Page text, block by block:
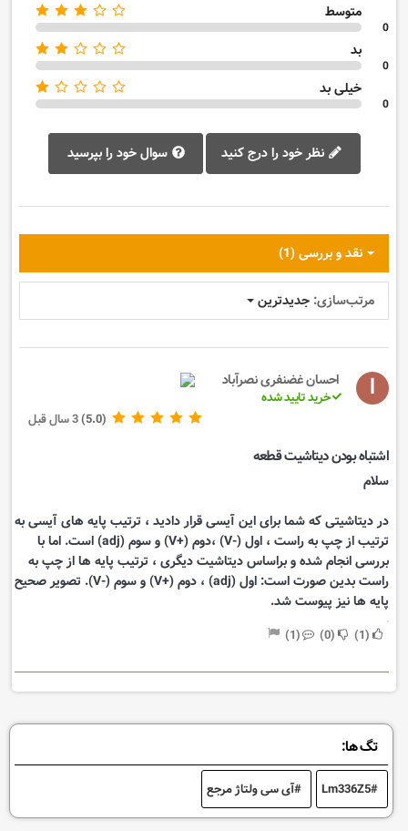
متوسط
0
بد
0
خیلی بد
0
نظر خود را درج کنید سوال خود را بپرسید
نقد و بررسی‌‌ (1)
مرتب‌سازی: جدیدترین
ا احسان غضنفری نصرآباد
خرید تایید شده
(5.0)
3 سال قبل
اشتباه بودن دیتاشیت قطعه
سلام
در دیتاشیتی که شما برای این آیسی قرار دادید ، ترتیب پایه های آیسی به
ترتیب از چپ به راست ، اول (-V) ،دوم (+V) و سوم (adj) است. اما با
بررسی انجام شده و براساس دیتاشیت دیگری ، ترتیب پایه ها از چپ به
راست بدین صورت است: اول (adj) ، دوم (+V) و سوم (-V). تصویر صحیح
پایه ها نیز پیوست شد.
1
0
1
تگ ها:
Lm336Z5 آی سی ولتاژ مرجع